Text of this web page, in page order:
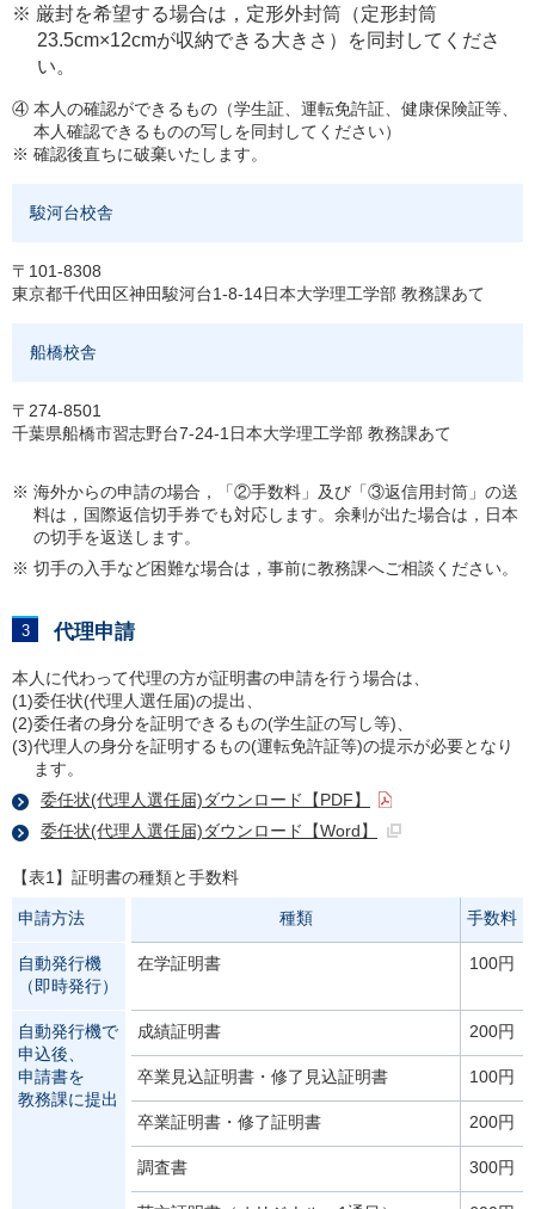
※ 厳封を希望する場合は，定形外封筒（定形封筒
23.5cm×12cmが収納できる大きさ）を同封してくださ
い。
④ 本人の確認ができるもの（学生証、運転免許証、健康保険証等、
本人確認できるものの写しを同封してください）
※ 確認後直ちに破棄いたします。
駿河台校舎
〒101-8308
東京都千代田区神田駿河台1-8-14日本大学理工学部 教務課あて
船橋校舎
〒274-8501
千葉県船橋市習志野台7-24-1日本大学理工学部 教務課あて
※ 海外からの申請の場合，「②手数料」及び「③返信用封筒」の送
料は，国際返信切手券でも対応します。余剰が出た場合は，日本
の切手を返送します。
※ 切手の入手など困難な場合は，事前に教務課へご相談ください。
代理申請
本人に代わって代理の方が証明書の申請を行う場合は、
(1)委任状(代理人選任届)の提出、
(2)委任者の身分を証明できるもの(学生証の写し等)、
(3)代理人の身分を証明するもの(運転免許証等)の提示が必要となり
ます。
委任状(代理人選任届)ダウンロード【PDF】
委任状(代理人選任届)ダウンロード【Word】
【表1】証明書の種類と手数料
申請方法 種類 手数料
自動発行機
（即時発行）
在学証明書 100円
自動発行機で
申込後、
申請書を
教務課に提出
成績証明書 200円
卒業見込証明書・ 修了見込証明書 100円
卒業証明書・ 修了証明書 200円
調査書 300円